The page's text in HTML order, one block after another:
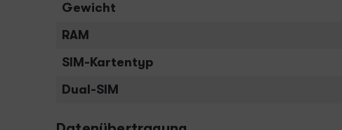
Gewicht
RAM
SIM-Kartentyp
Dual-SIM